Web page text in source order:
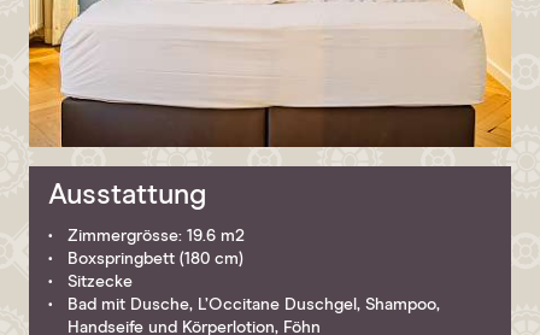
Ausstattung
Zimmergrösse: 19.6 m2
Boxspringbett (180 cm)
Sitzecke
Bad mit Dusche, L’Occitane Duschgel, Shampoo,
Handseife und Körperlotion, Föhn